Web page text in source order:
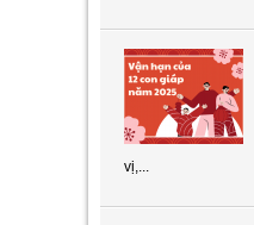
vị,...